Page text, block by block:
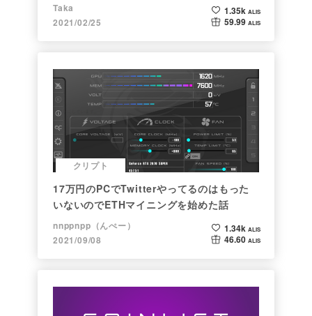
Taka
2021/02/25
1.35k ALIS
59.99 ALIS
クリプト
17万円のPCでTwitterやってるのはもった
いないのでETHマイニングを始めた話
nnppnpp（んぺー）
2021/09/08
1.34k ALIS
46.60 ALIS